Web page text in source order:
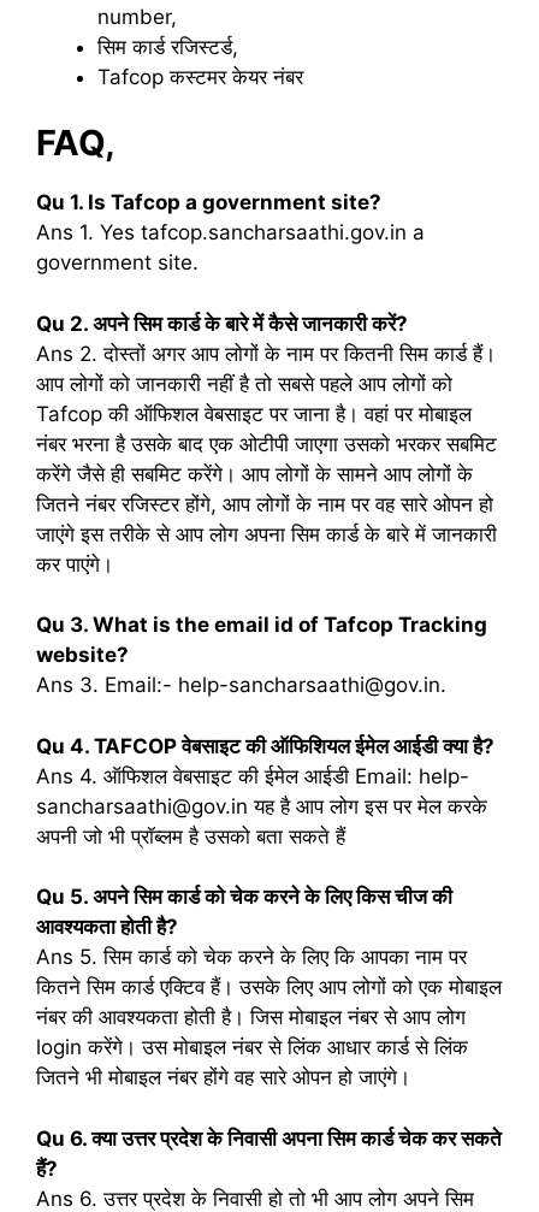
number,
सिम कार्ड रजिस्टर्ड,
Tafcop कस्टमर केयर नंबर
FAQ,
Qu 1. Is Tafcop a government site?
Ans 1. Yes tafcop.sancharsaathi.gov.in a
government site.
Qu 2. अपने सिम कार्ड के बारे में कैसे जानकारी करें?
Ans 2. दोस्तों अगर आप लोगों के नाम पर कितनी सिम कार्ड हैं।
आप लोगों को जानकारी नहीं है तो सबसे पहले आप लोगों को
Tafcop की ऑफिशल वेबसाइट पर जाना है। वहां पर मोबाइल
नंबर भरना है उसके बाद एक ओटीपी जाएगा उसको भरकर सबमिट
करेंगे जैसे ही सबमिट करेंगे। आप लोगों के सामने आप लोगों के
जितने नंबर रजिस्टर होंगे, आप लोगों के नाम पर वह सारे ओपन हो
जाएंगे इस तरीके से आप लोग अपना सिम कार्ड के बारे में जानकारी
कर पाएंगे।
Qu 3. What is the email id of Tafcop Tracking
website?
Ans 3. Email:- help-sancharsaathi@gov.in.
Qu 4. TAFCOP वेबसाइट की ऑफिशियल ईमेल आईडी क्या है?
Ans 4. ऑफिशल वेबसाइट की ईमेल आईडी Email: help-
sancharsaathi@gov.in यह है आप लोग इस पर मेल करके
अपनी जो भी प्रॉब्लम है उसको बता सकते हैं
Qu 5. अपने सिम कार्ड को चेक करने के लिए किस चीज की
आवश्यकता होती है?
Ans 5. सिम कार्ड को चेक करने के लिए कि आपका नाम पर
कितने सिम कार्ड एक्टिव हैं। उसके लिए आप लोगों को एक मोबाइल
नंबर की आवश्यकता होती है। जिस मोबाइल नंबर से आप लोग
login करेंगे। उस मोबाइल नंबर से लिंक आधार कार्ड से लिंक
जितने भी मोबाइल नंबर होंगे वह सारे ओपन हो जाएंगे।
Qu 6. क्या उत्तर प्रदेश के निवासी अपना सिम कार्ड चेक कर सकते
हैं?
Ans 6. उत्तर प्रदेश के निवासी हो तो भी आप लोग अपने सिम